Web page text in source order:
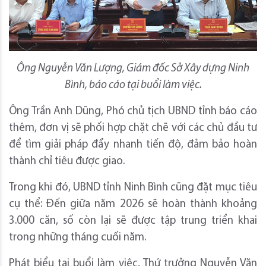
Ông Nguyễn Văn Lượng, Giám đốc Sở Xây dựng Ninh
Bình, báo cáo tại buổi làm việc.
Ông Trần Anh Dũng, Phó chủ tịch UBND tỉnh báo cáo
thêm, đơn vị sẽ phối hợp chặt chẽ với các chủ đầu tư
để tìm giải pháp đẩy nhanh tiến độ, đảm bảo hoàn
thành chỉ tiêu được giao.
Trong khi đó, UBND tỉnh Ninh Bình cũng đặt mục tiêu
cụ thể: Đến giữa năm 2026 sẽ hoàn thành khoảng
3.000 căn, số còn lại sẽ được tập trung triển khai
trong những tháng cuối năm.